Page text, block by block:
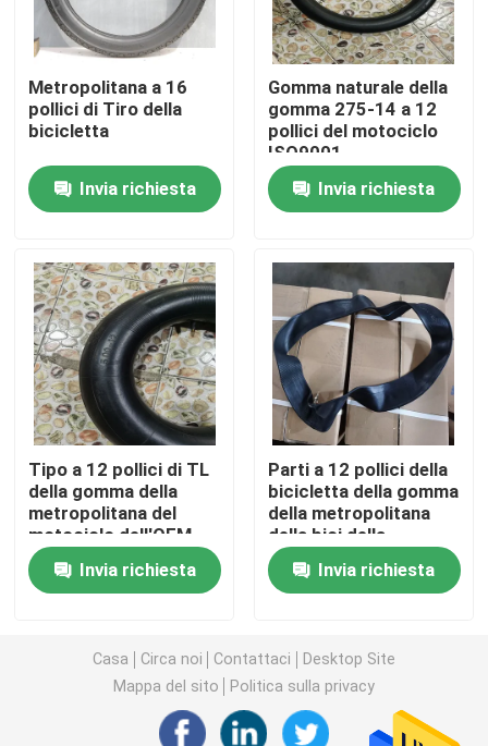
notizie
Tutti i casi
Gomma della metropolitana del motociclo
Gomma del motociclo di Off Road
Gomma del triciclo
Gomma elettrica del motociclo
Camera d'aria del motociclo
Camera d'aria del triciclo
Metropolitana a 16
pollici di Tiro della
bicicletta
Invia richiesta
Gomma naturale della
gomma 275-14 a 12
pollici del motociclo
ISO9001
Invia richiesta
Tipo a 12 pollici di TL
della gomma della
metropolitana del
motociclo dell'OEM
con gomma naturale
Invia richiesta
Parti a 12 pollici della
bicicletta della gomma
della metropolitana
della bici della
sporcizia del
motociclo dell'OEM a
17 pollici
Invia richiesta
Casa Circa noi Contattaci
Desktop Site
Mappa del sito
Politica sulla privacy